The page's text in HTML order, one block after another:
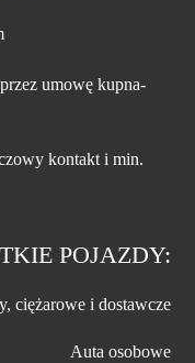
umowę kupna-
kontakt i min.
POJAZDY:
ciężarowe i dostawcze
Auta osobowe